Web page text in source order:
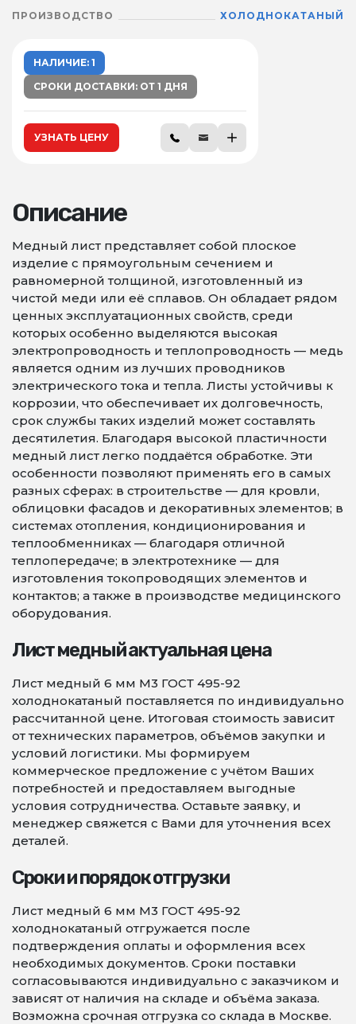
ПРОИЗВОДСТВО
ХОЛОДНОКАТАНЫЙ
НАЛИЧИЕ: 1
СРОКИ ДОСТАВКИ: ОТ 1 ДНЯ
УЗНАТЬ ЦЕНУ
Описание
Медный лист представляет собой плоское
изделие с прямоугольным сечением и
равномерной толщиной, изготовленный из
чистой меди или её сплавов. Он обладает рядом
ценных эксплуатационных свойств, среди
которых особенно выделяются высокая
электропроводность и теплопроводность — медь
является одним из лучших проводников
электрического тока и тепла. Листы устойчивы к
коррозии, что обеспечивает их долговечность,
срок службы таких изделий может составлять
десятилетия. Благодаря высокой пластичности
медный лист легко поддаётся обработке. Эти
особенности позволяют применять его в самых
разных сферах: в строительстве — для кровли,
облицовки фасадов и декоративных элементов; в
системах отопления, кондиционирования и
теплообменниках — благодаря отличной
теплопередаче; в электротехнике — для
изготовления токопроводящих элементов и
контактов; а также в производстве медицинского
оборудования.
Лист медный актуальная цена
Лист медный 6 мм М3 ГОСТ 495-92
холоднокатаный поставляется по индивидуально
рассчитанной цене. Итоговая стоимость зависит
от технических параметров, объёмов закупки и
условий логистики. Мы формируем
коммерческое предложение с учётом Ваших
потребностей и предоставляем выгодные
условия сотрудничества. Оставьте заявку, и
менеджер свяжется с Вами для уточнения всех
деталей.
Сроки и порядок отгрузки
Лист медный 6 мм М3 ГОСТ 495-92
холоднокатаный отгружается после
подтверждения оплаты и оформления всех
необходимых документов. Сроки поставки
согласовываются индивидуально с заказчиком и
зависят от наличия на складе и объёма заказа.
Возможна срочная отгрузка со склада в Москве.